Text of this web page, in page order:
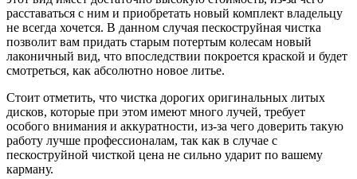
расставаться с ним и приобретать новый комплект владельцу
не всегда хочется. В данном случая пескоструйная чистка
позволит вам придать старым потертым колесам новый
лаконичный вид, что впоследствии покроется краской и будет
смотреться, как абсолютно новое литье.
Стоит отметить, что чистка дорогих оригинальных литых
дисков, которые при этом имеют много лучей, требует
особого внимания и аккуратности, из-за чего доверить такую
работу лучше профессионалам, так как в случае с
пескоструйной чисткой цена не сильно ударит по вашему
карману.